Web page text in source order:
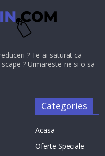
? Te-ai saturat ca
? Urmareste-ne si o sa
Categories
Acasa
Oferte Speciale